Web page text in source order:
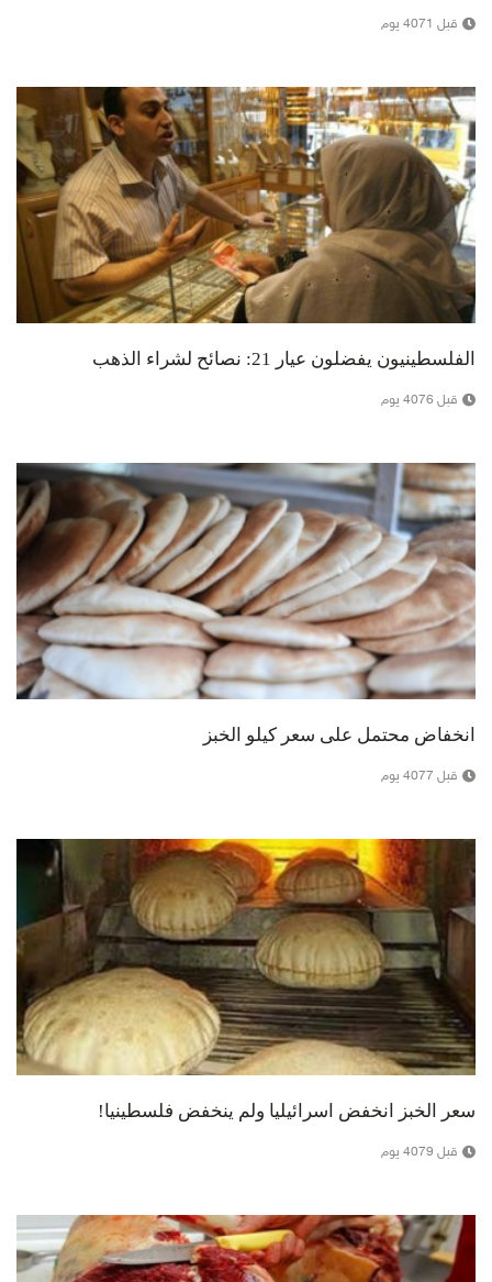
قبل 4071 يوم
الفلسطينيون يفضلون عيار 21: نصائح لشراء الذهب
قبل 4076 يوم
انخفاض محتمل على سعر كيلو الخبز
قبل 4077 يوم
سعر الخبز انخفض اسرائيليا ولم ينخفض فلسطينيا!
قبل 4079 يوم